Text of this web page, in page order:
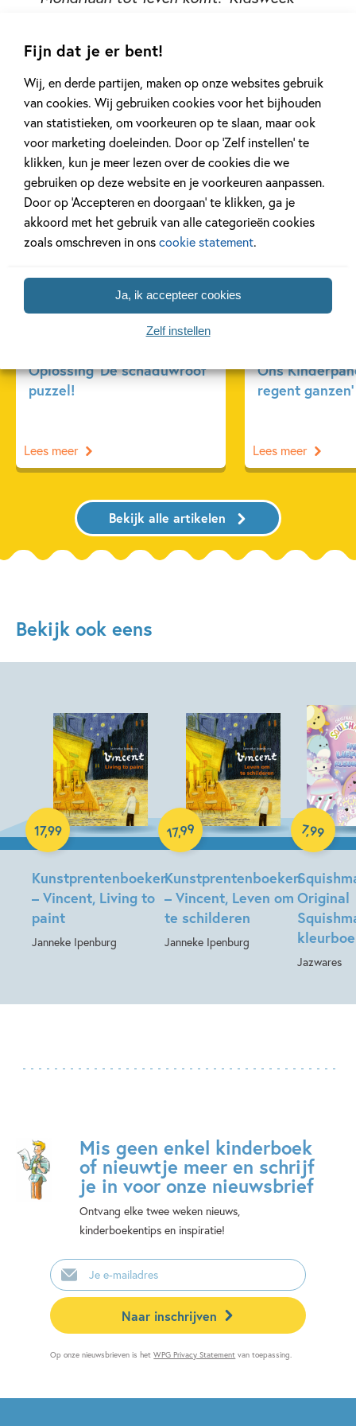
Fijn dat je er bent!
Wij, en derde partijen, maken op onze websites gebruik
van cookies. Wij gebruiken cookies voor het bijhouden
van statistieken, om voorkeuren op te slaan, maar ook
voor marketing doeleinden. Door op ‘Zelf instellen’ te
klikken, kun je meer lezen over de cookies die we
gebruiken op deze website en je voorkeuren aanpassen.
Door op ‘Accepteren en doorgaan’ te klikken, ga je
akkoord met het gebruik van alle categorieën cookies
zoals omschreven in onscookie statement.
Ja, ik accepteer cookies
Zelf instellen
Gerelateerde artikelen
Oplossing ‘De schaduwroof’
puzzel!
Lees meer
Ons
regent ganzen’
Lees meer
Bekijk alle artikelen
Bekijk ook eens
Kunstprentenboeken
– Vincent, Living to
paint
Janneke Ipenburg
17,99
Hardcover
Kunstprentenboeken
– Vincent, Leven om
te schilderen
Janneke Ipenburg
17,99
Hardcover
Original
Jazwares
7,99
Paperback
Mis geen enkel kinderboek
of nieuwtje meer en schrijf
je in voor onze nieuwsbrief
Ontvang elke twee weken nieuws,
kinderboekentips en inspiratie!
E-
mailadres
Naar inschrijven
Op onze nieuwsbrieven is hetWPG Privacy Statement van toepassing.